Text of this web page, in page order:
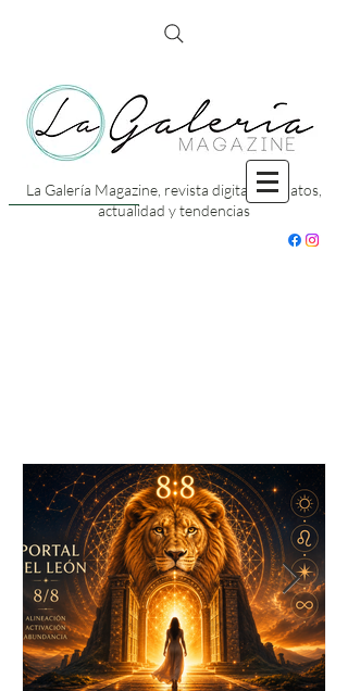
La Galería Magazine, revista digital con datos,
actualidad y tendencias